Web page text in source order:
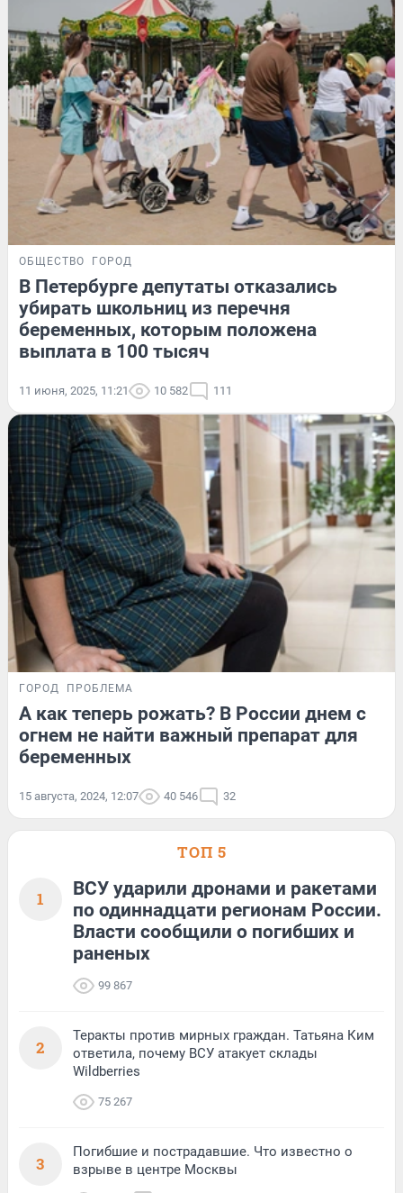
ОБЩЕСТВО ГОРОД
В Петербурге депутаты отказались
убирать школьниц из перечня
беременных, которым положена
выплата в 100 тысяч
11 июня, 2025, 11:21 10 582 111
ГОРОД ПРОБЛЕМА
А как теперь рожать? В России днем с
огнем не найти важный препарат для
беременных
15 августа, 2024, 12:07 40 546 32
ТОП 5
1
ВСУ ударили дронами и ракетами
по одиннадцати регионам России.
Власти сообщили о погибших и
раненых
99 867
2
Теракты против мирных граждан. Татьяна Ким
ответила, почему ВСУ атакует склады
Wildberries
75 267
3
Погибшие и пострадавшие. Что известно о
взрыве в центре Москвы